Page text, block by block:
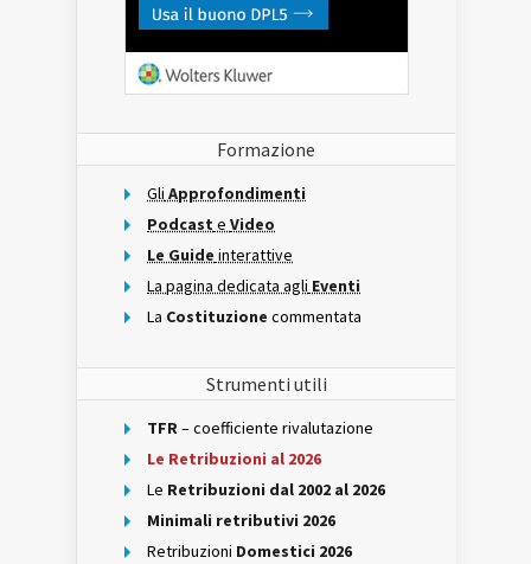
Formazione
Gli Approfondimenti
Podcast e Video
Le Guide interattive
La pagina dedicata agli Eventi
La Costituzione commentata
Strumenti utili
TFR– coefficiente rivalutazione
Le Retribuzioni al 2026
Le Retribuzioni dal 2002 al 2026
Minimali retributivi 2026
Retribuzioni Domestici 2026